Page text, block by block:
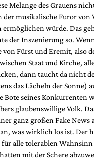
Melange des Grauens
der musikalische Furor von
ermöglichen würde. Das
der Inszenierung so.
von Fürst und Eremit, also
Staat und Kirche,
dann taucht da nicht
das Lächeln der Sonne)
Bote seines Konkurrenten
glaubenswillige Volk.
ganz großen Fake News
was wirklich los ist. Der
für alle tolerablen
mit der Schere